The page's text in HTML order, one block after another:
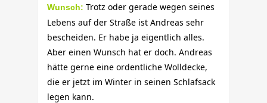
Wunsch: Trotz oder gerade wegen seines
Lebens auf der Straße ist Andreas sehr
bescheiden. Er habe ja eigentlich alles.
Aber einen Wunsch hat er doch.Andreas
hätte gerne eine ordentliche Wolldecke,
die er jetzt im Winter in seinen Schlafsack
legen kann.